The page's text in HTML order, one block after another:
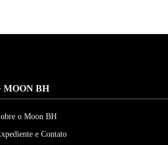
MOON BH
o Moon BH
e Contato